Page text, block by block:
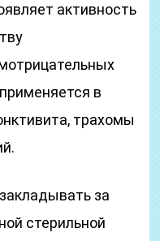
активность
в
трахомы
за
стерильной